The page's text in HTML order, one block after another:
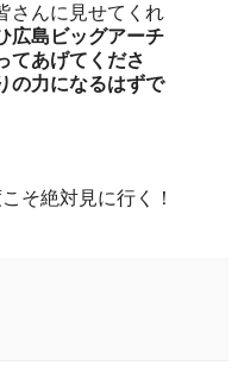
さんに見せてくれ
広島ビッグアーチ
てあげてくださ
の力になるはずで
そ絶対見に行く！